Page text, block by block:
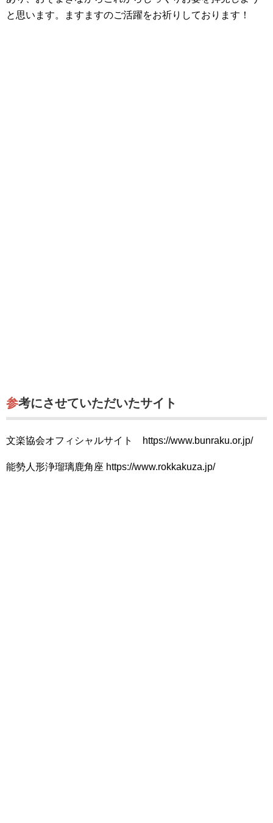
と思います。ますますのご活躍をお祈りしております！
参考にさせていただいたサイト
文楽協会オフィシャルサイト https://www.bunraku.or.jp/
能勢人形浄瑠璃鹿角座 https://www.rokkakuza.jp/